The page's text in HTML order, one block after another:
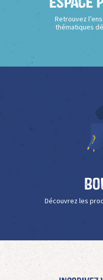
Retrouvez
thématiques
Découvrez les